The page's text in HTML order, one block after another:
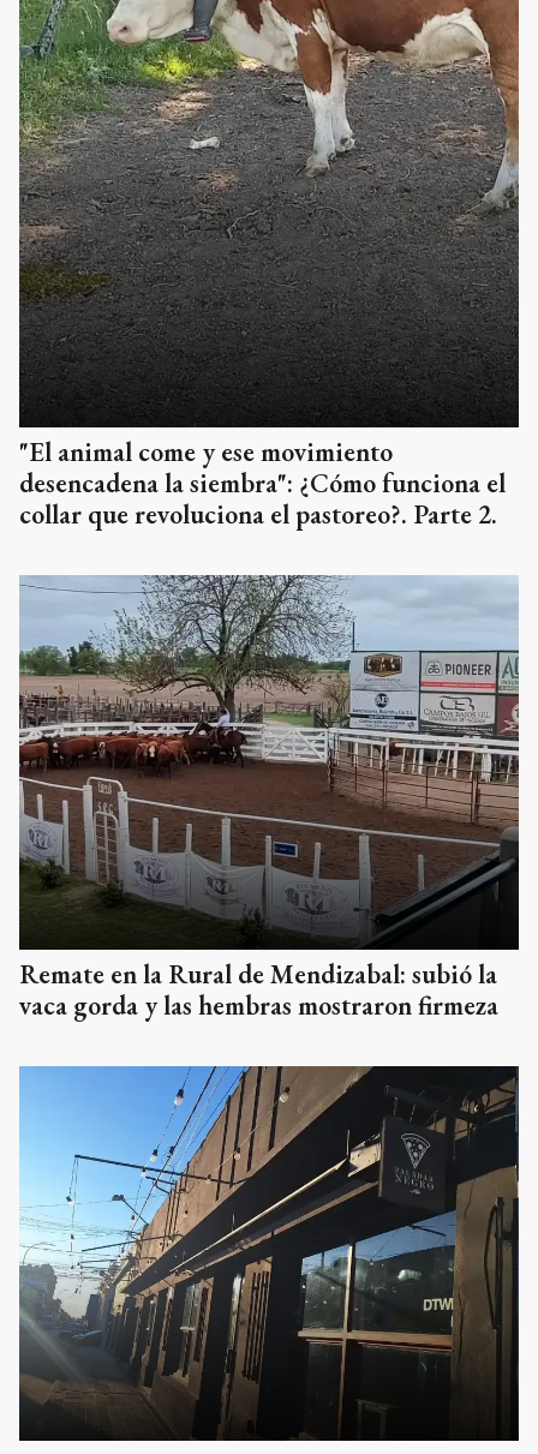
"El animal come y ese movimiento
desencadena la siembra": ¿Cómo funciona el
collar que revoluciona el pastoreo?. Parte 2.
Remate en la Rural de Mendizabal: subió la
vaca gorda y las hembras mostraron firmeza